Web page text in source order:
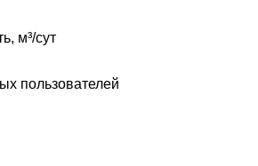
м³/сут
пользователей